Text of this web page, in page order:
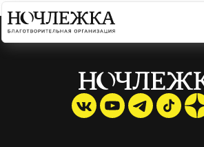
Элемент не найден!